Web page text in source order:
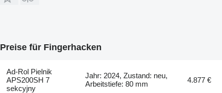
Preise für Fingerhacken
Ad-Rol Pielnik
APS200SH 7
sekcyjny
Jahr: 2024, Zustand: neu,
Arbeitstiefe: 80 mm
4.877 €